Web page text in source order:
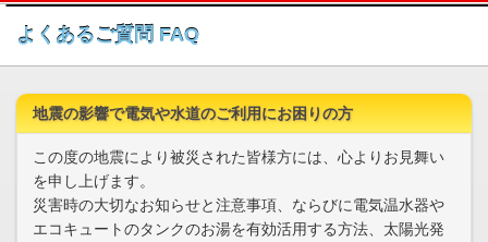
このページの本文へ
よくあるご質問 FAQ
地震の影響で電気や水道のご利用にお困りの方
この度の地震により被災された皆様方には、心よりお見舞い
を申し上げます。
災害時の大切なお知らせと注意事項、ならびに電気温水器や
エコキュートのタンクのお湯を有効活用する方法、太陽光発